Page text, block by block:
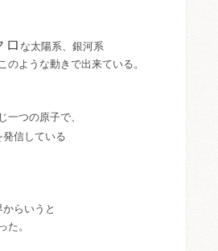
ロ な太陽系、銀河系
のような動きで出来ている。
一つの原子で、
発信している
らいうと
た。